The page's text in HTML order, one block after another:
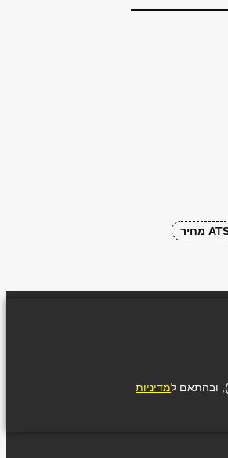
מדיניות